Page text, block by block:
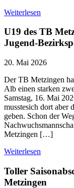
Weiterlesen
U19 des TB
Jugend-
20. Mai 2026
Der TB Metzingen
Alb einen starken
Samstag, 16. Mai
musstesich dort aber
geben. Schon der
Metzingen […]
Weiterlesen
Toller
Metzingen